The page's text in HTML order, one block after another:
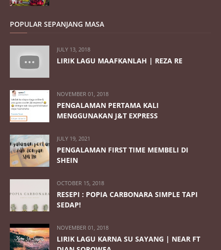
POPULAR SEPANJANG MASA
JULY 13, 2018
LIRIK LAGU MAAFKANLAH | REZA RE
NOVEMBER 01, 2018
PENGALAMAN PERTAMA KALI
MENGGUNAKAN J&T EXPRESS
JULY 19, 2021
PENGALAMAN FIRST TIME MEMBELI DI
SHEIN
OCTOBER 15, 2018
RESEPI : POPIA CARBONARA SIMPLE TAPI
SEDAP!
NOVEMBER 01, 2018
LIRIK LAGU KARNA SU SAYANG | NEAR FT